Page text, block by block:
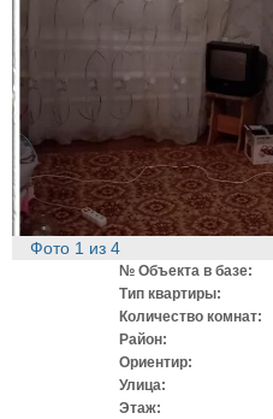
Фото 1 из 4
№ Объекта в базе:
Тип квартиры:
Количество комнат:
Район:
Ориентир:
Улица:
Этаж: